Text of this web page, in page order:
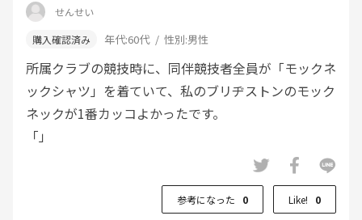
せんせい
年代:60代 性別:男性
所属クラブの競技時に、同伴競技者全員が「モックネ
ックシャツ」を着ていて、私のブリヂストンのモック
ネックが1番カッコよかったです。
「」
参考になった 0 Like! 0